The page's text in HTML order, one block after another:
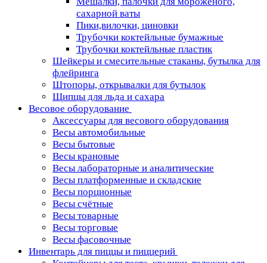
сахарной ваты
Пики,вилочки, циновки
Трубочки коктейльные бумажные
Трубочки коктейльные пластик
Шейкеры и смесительные стаканы, бутылка для
флейринга
Штопоры, открывалки для бутылок
Щипцы для льда и сахара
Весовое оборудование
Аксессуары для весового оборудования
Весы автомобильные
Весы бытовые
Весы крановые
Весы лабораторные и аналитические
Весы платформенные и складские
Весы порционные
Весы счётные
Весы товарные
Весы торговые
Весы фасовочные
Инвентарь для пиццы и пиццерий